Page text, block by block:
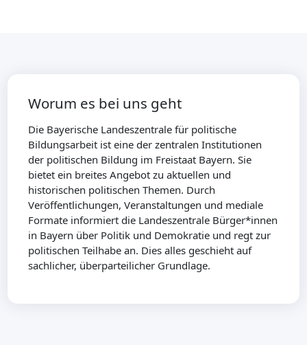
Worum es bei uns geht
Die Bayerische Landeszentrale für politische
Bildungsarbeit ist eine der zentralen Institutionen
der politischen Bildung im Freistaat Bayern. Sie
bietet ein breites Angebot zu aktuellen und
historischen politischen Themen. Durch
Veröffentlichungen, Veranstaltungen und mediale
Formate informiert die Landeszentrale Bürger*innen
in Bayern über Politik und Demokratie und regt zur
politischen Teilhabe an. Dies alles geschieht auf
sachlicher, überparteilicher Grundlage.